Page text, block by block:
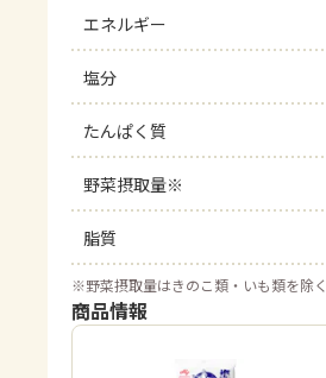
エネルギー
塩分
たんぱく質
野菜摂取量※
脂質
※野菜摂取量はきのこ類・いも類を除く
商品情報